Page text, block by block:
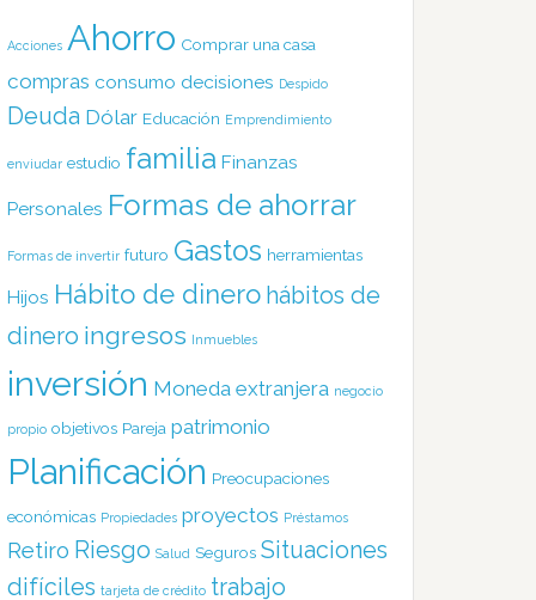
Acciones Ahorro Comprar una casa
compras consumo decisiones Despido
Deuda Dólar Educación Emprendimiento
enviudar estudio familia Finanzas
Personales Formas de ahorrar
Formas de invertir futuro Gastos herramientas
Hijos Hábito de dinero hábitos de
dinero ingresos Inmuebles
inversión Moneda extranjera negocio
propio objetivos Pareja patrimonio
Planificación Preocupaciones
económicas Propiedades proyectos Préstamos
Retiro Riesgo Salud Seguros Situaciones
difíciles tarjeta de crédito trabajo